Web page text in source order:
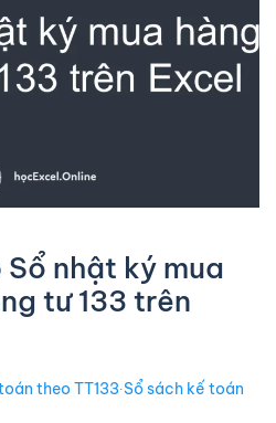
nhật ký mua
tư 133 trên
theo TT133∙Sổ sách kế toán